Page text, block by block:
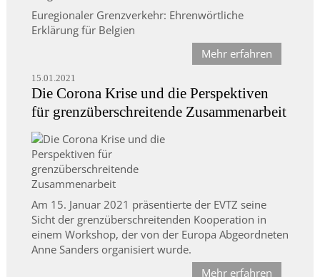
Euregionaler Grenzverkehr: Ehrenwörtliche
Erklärung für Belgien
Mehr erfahren
15.01.2021
Die Corona Krise und die Perspektiven
für grenzüberschreitende Zusammenarbeit
Am 15. Januar 2021 präsentierte der EVTZ seine
Sicht der grenzüberschreitenden Kooperation in
einem Workshop, der von der Europa Abgeordneten
Anne Sanders organisiert wurde.
Mehr erfahren